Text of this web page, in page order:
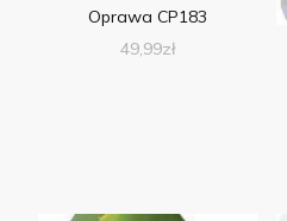
Oprawa CP183
49,99zł